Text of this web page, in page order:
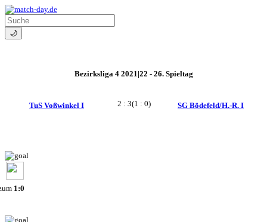
🌙
Bezirksliga 4 2021|22 - 26. Spieltag
TuS Voßwinkel I 2 : 3(1 : 0) SG Bödefeld/H.-R. I
1:0